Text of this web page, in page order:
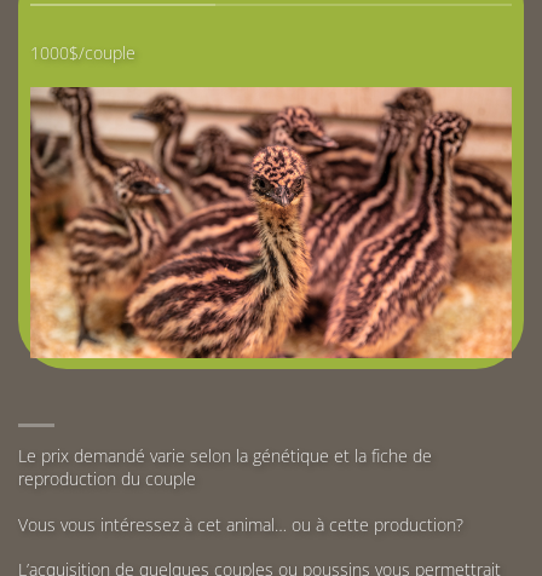
1000$/couple
Le prix demandé varie selon la génétique et la fiche de
reproduction du couple
Vous vous intéressez à cet animal… ou à cette production?
L’acquisition de quelques couples ou poussins vous permettrait